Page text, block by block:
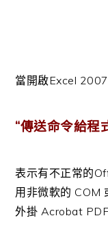
當開啟Excel
“傳送命令給程
表示有不正常的
用非微軟的 COM
外掛 Acrobat